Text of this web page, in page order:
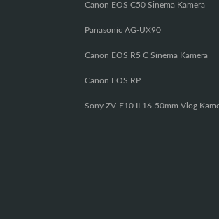
Canon EOS C50 Sinema Kamera
Panasonic AG-UX90
Canon EOS R5 C Sinema Kamera
Canon EOS RP
Sony ZV-E10 II 16-50mm Vlog